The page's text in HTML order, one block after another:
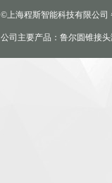
©上海程斯智能科技有限公司
公司主要产品：鲁尔圆锥接